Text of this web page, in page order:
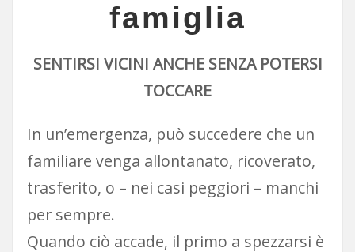
famiglia
SENTIRSI VICINI ANCHE SENZA POTERSI
TOCCARE
In un’emergenza, può succedere che un
familiare venga allontanato, ricoverato,
trasferito, o – nei casi peggiori – manchi
per sempre.
Quando ciò accade, il primo a spezzarsi è